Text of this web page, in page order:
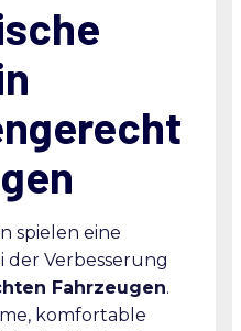
spielen eine
der Verbesserung
Fahrzeugen.
komfortable